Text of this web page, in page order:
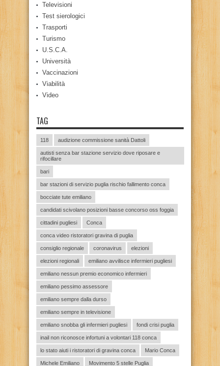
Televisioni
Test sierologici
Trasporti
Turismo
U.S.C.A.
Università
Vaccinazioni
Viabilità
Video
TAG
118 audizione commissione sanità Dattoli
autisti senza bar stazione servizio dove riposare e
rifocillare
bari
bar stazioni di servizio puglia rischio fallimento conca
bocciate tute emiliano
candidati scivolano posizioni basse concorso oss foggia
cittadini pugliesi Conca
conca video ristoratori gravina di puglia
consiglio regionale coronavirus elezioni
elezioni regionali emiliano avvilisce infermieri pugliesi
emiliano nessun premio economico infermieri
emiliano pessimo assessore
emiliano sempre dalla durso
emiliano sempre in televisione
emiliano snobba gli infermieri pugliesi fondi crisi puglia
inail non riconosce infortuni a volontari 118 conca
lo stato aiuti i ristoratori di gravina conca Mario Conca
Michele Emiliano Movimento 5 stelle Puglia